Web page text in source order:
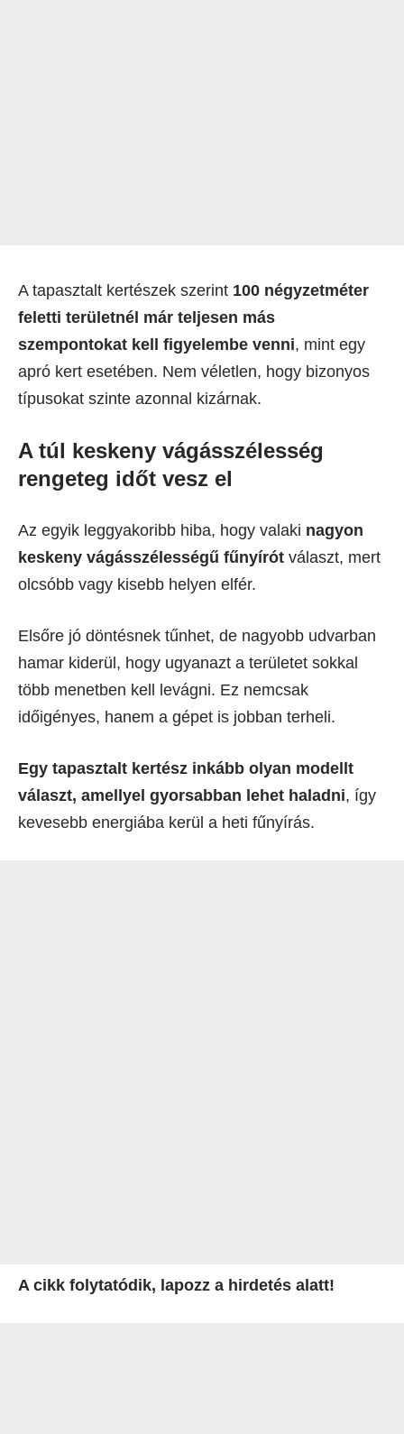
A tapasztalt kertészek szerint 100 négyzetméter
feletti területnél már teljesen más
szempontokat kell figyelembe venni, mint egy
apró kert esetében. Nem véletlen, hogy bizonyos
típusokat szinte azonnal kizárnak.
A túl keskeny vágásszélesség
rengeteg időt vesz el
Az egyik leggyakoribb hiba, hogy valaki nagyon
keskeny vágásszélességű fűnyírót választ, mert
olcsóbb vagy kisebb helyen elfér.
Elsőre jó döntésnek tűnhet, de nagyobb udvarban
hamar kiderül, hogy ugyanazt a területet sokkal
több menetben kell levágni. Ez nemcsak
időigényes, hanem a gépet is jobban terheli.
Egy tapasztalt kertész inkább olyan modellt
választ, amellyel gyorsabban lehet haladni, így
kevesebb energiába kerül a heti fűnyírás.
A cikk folytatódik, lapozz a hirdetés alatt!